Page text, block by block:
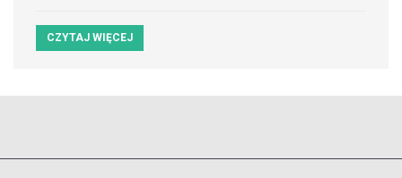
CZYTAJ WIĘCEJ